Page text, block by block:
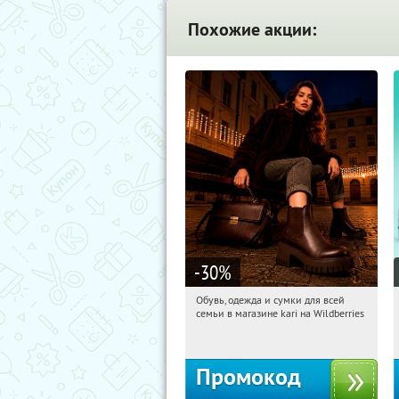
Похожие акции:
-30%
12:19:08 Получили:
Обувь, одежда и сумки для всей
семьи в магазине kari на Wildberries
Промокод